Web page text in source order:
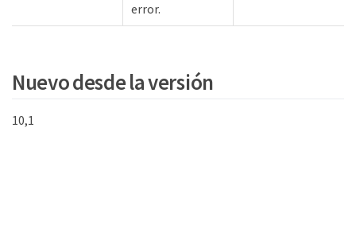
error.
Nuevo desde la versión
10,1